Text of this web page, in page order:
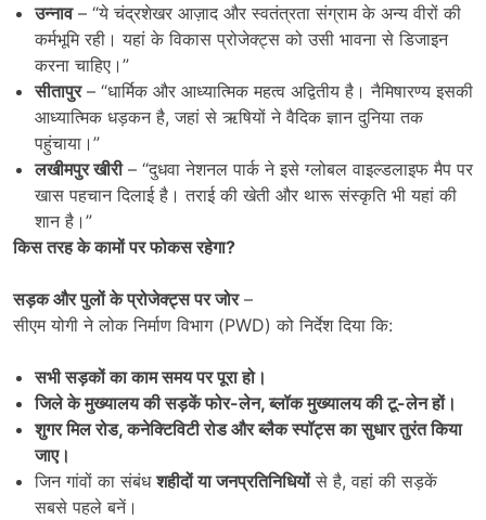
उन्नाव– “ये चंद्रशेखर आज़ाद और स्वतंत्रता संग्राम के अन्य वीरों की
कर्मभूमि रही। यहां के विकास प्रोजेक्ट्स को उसी भावना से डिजाइन
करना चाहिए।”
सीतापुर– “धार्मिक और आध्यात्मिक महत्व अद्वितीय है। नैमिषारण्य इसकी
आध्यात्मिक धड़कन है, जहां से ऋषियों ने वैदिक ज्ञान दुनिया तक
पहुंचाया।”
लखीमपुर खीरी– “दुधवा नेशनल पार्क ने इसे ग्लोबल वाइल्डलाइफ मैप पर
खास पहचान दिलाई है। तराई की खेती और थारू संस्कृति भी यहां की
शान है।”
किस तरह के कामों पर फोकस रहेगा?
सड़क और पुलों के प्रोजेक्ट्स पर जोर–
सीएम योगी ने लोक निर्माण विभाग (PWD) को निर्देश दिया कि:
सभी सड़कों का काम समय पर पूरा हो।
जिले के मुख्यालय की सड़कें फोर-लेन,ब्लॉक मुख्यालय की टू-लेन हों।
शुगर मिल रोड,कनेक्टिविटी रोड और ब्लैक स्पॉट्स का सुधार तुरंत किया
जाए।
जिन गांवों का संबंधशहीदों या जनप्रतिनिधियोंसे है, वहां की सड़कें
सबसे पहले बनें।